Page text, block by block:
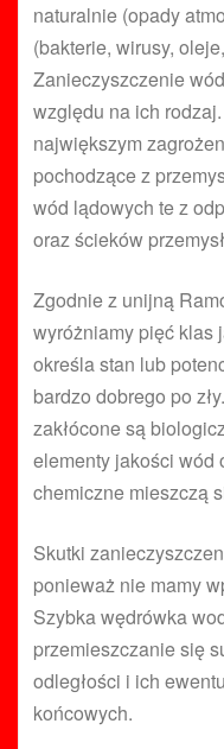
naturalnie (opady
(bakterie, wirusy,
Zanieczyszczenie
względu na ich
największym
pochodzące z
wód lądowych te z
oraz ścieków
Zgodnie z unijną
wyróżniamy pięć klas
określa stan lub
bardzo dobrego po
zakłócone są
elementy jakości wód
chemiczne mieszczą
Skutki
ponieważ nie mamy
Szybka wędrówka
przemieszczanie się
odległości i ich
końcowych.